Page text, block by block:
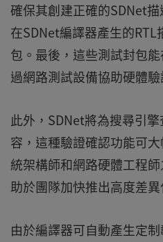
確保其創建正確的SDNet
在SDNet編譯器產生的
包。最後，這些測試封包
過網路測試設備協助硬體驗
此外，SDNet將為搜尋引
容，這種驗證確認功能可
統架構師和網路硬體工程
助於團隊加快推出高度差異
由於編譯器可自動產生定